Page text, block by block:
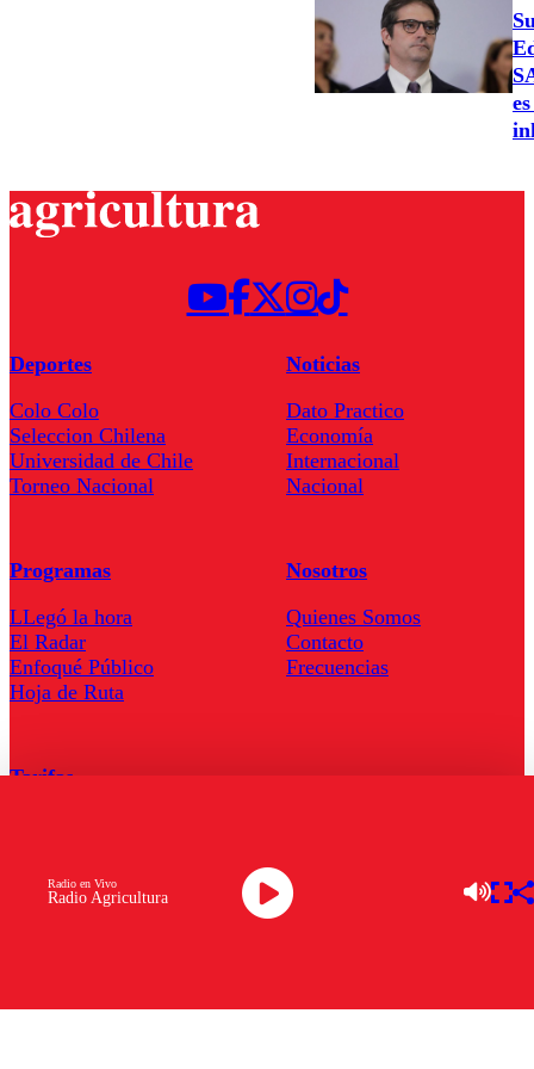
Radio Agricultura
Radio en Vivo
Deportes
Colo Colo
Seleccion Chilena
Universidad de Chile
Torneo Nacional
Noticias
Dato Practico
Economía
Internacional
Nacional
Programas
LLegó la hora
El Radar
Enfoqué Público
Hoja de Ruta
Nosotros
Quienes Somos
Contacto
Frecuencias
Tarifas
Descarga la APP